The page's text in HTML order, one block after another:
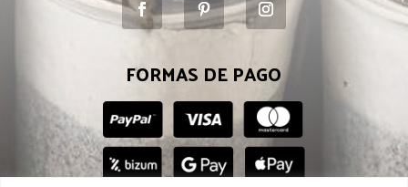
FORMAS DE PAGO